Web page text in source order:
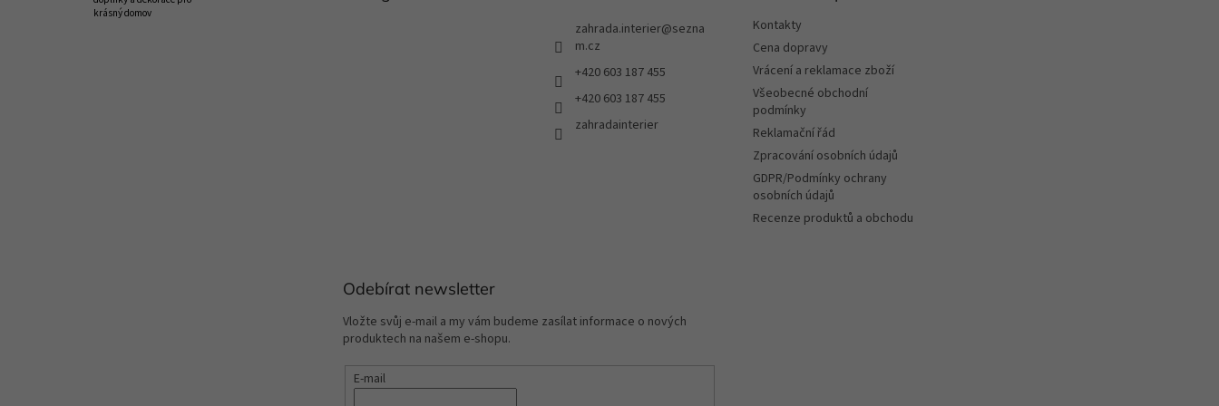
krásný domov
zahrada.interier@sezna
m.cz
+420 603 187 455
+420 603 187 455
zahradainterier
Kontakty
Cena dopravy
Vrácení a reklamace zboží
Všeobecné obchodní
podmínky
Reklamační řád
Zpracování osobních údajů
GDPR/Podmínky ochrany
osobních údajů
Recenze produktů a obchodu
Odebírat newsletter
Vložte svůj e-mail a my vám budeme zasílat informace o nových
produktech na našem e-shopu.
E-mail